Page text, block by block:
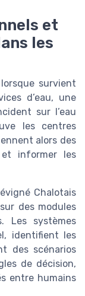
et
les
survient
d’eau, une
sur l’eau
les centres
alors des
et informer les
Chalotais
des modules
Les systèmes
identifient les
des scénarios
de décision,
entre humains